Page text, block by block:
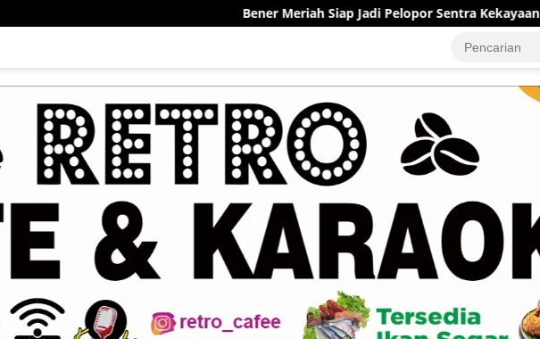
Bener Meriah Siap Jadi Pelopor Sentra Kekayaan Intelektual di Aceh